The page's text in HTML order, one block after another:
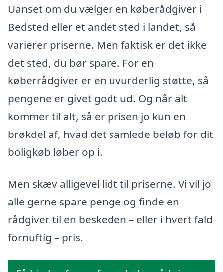
Uanset om du vælger en køberådgiver i
Bedsted eller et andet sted i landet, så
varierer priserne. Men faktisk er det ikke
det sted, du bør spare. For en
køberrådgiver er en uvurderlig støtte, så
pengene er givet godt ud. Og når alt
kommer til alt, så er prisen jo kun en
brøkdel af, hvad det samlede beløb for dit
boligkøb løber op i.
Men skæv alligevel lidt til priserne. Vi vil jo
alle gerne spare penge og finde en
rådgiver til en beskeden – eller i hvert fald
fornuftig – pris.